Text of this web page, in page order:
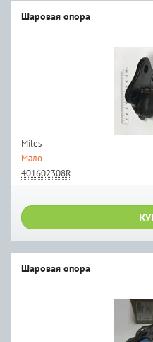
Шаровая опора
Miles
Мало
401602308R
Шаровая опора